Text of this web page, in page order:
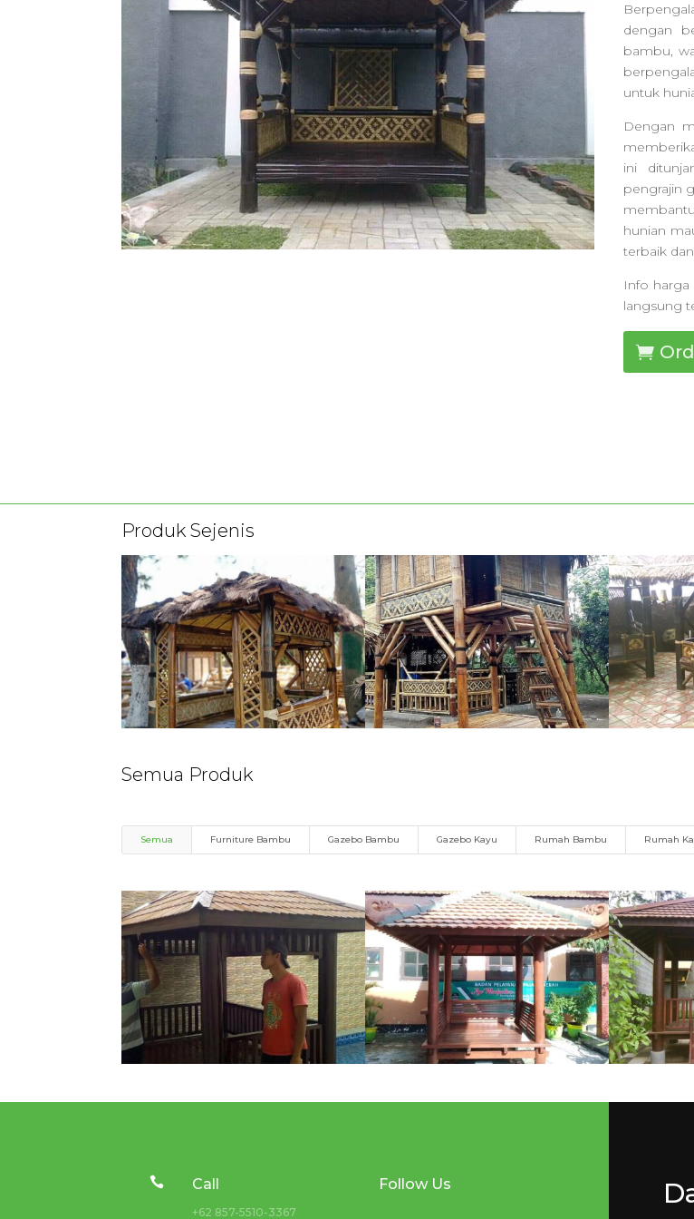
dengan
bambu,
untuk
Dengan
ini
pengrajin
hunian
terbaik
Info
langsung
Produk Sejenis
Semua Produk
Semua Furniture Bambu Gazebo Bambu Gazebo Kayu Rumah Bambu Rumah
 Call
+62 857-5510-3367
Follow Us